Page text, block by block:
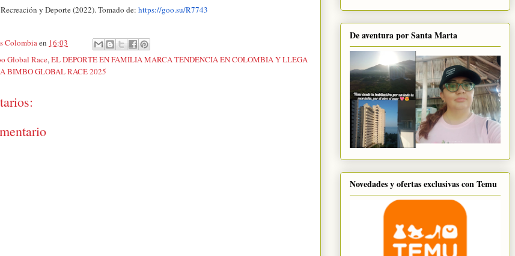
y Deporte (2022). Tomado de: https://goo.su/R7743
Colombiaen 16:03
Global Race,EL DEPORTE EN FAMILIA MARCA TENDENCIA EN COLOMBIA Y LLEGA
BIMBO GLOBAL RACE 2025
De aventura por Santa Marta
Novedades y ofertas exclusivas con Temu